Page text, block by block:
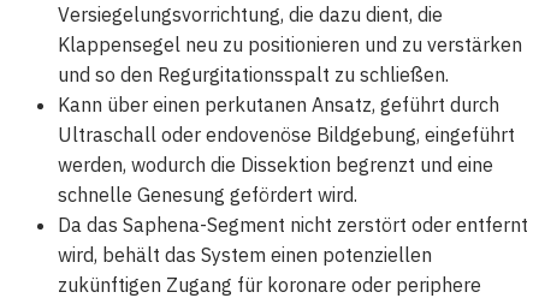
Versiegelungsvorrichtung, die dazu dient, die
Klappensegel neu zu positionieren und zu verstärken
und so den Regurgitationsspalt zu schließen.
Kann über einen perkutanen Ansatz, geführt durch
Ultraschall oder endovenöse Bildgebung, eingeführt
werden, wodurch die Dissektion begrenzt und eine
schnelle Genesung gefördert wird.
Da das Saphena-Segment nicht zerstört oder entfernt
wird, behält das System einen potenziellen
zukünftigen Zugang für koronare oder periphere